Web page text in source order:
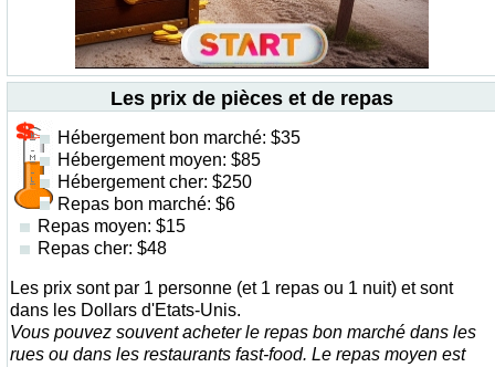
Les prix de pièces et de repas
Hébergement bon marché: $35
Hébergement moyen: $85
Hébergement cher: $250
Repas bon marché: $6
Repas moyen: $15
Repas cher: $48
Les prix sont par 1 personne (et 1 repas ou 1 nuit) et sont
dans les Dollars d'Etats-Unis.
Vous pouvez souvent acheter le repas bon marché dans les
rues ou dans les restaurants fast-food. Le repas moyen est